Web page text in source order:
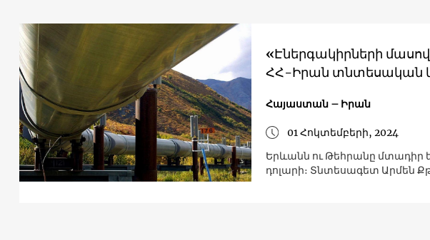
«Էներգակիրների
ՀՀ-Իրան տնտեսական
Հայաստան – Իրան
01 Հոկտեմբերի, 2024
Երևանն ու Թեհրանը մտադիր
դոլարի։ Տնտեսագետ Արմեն